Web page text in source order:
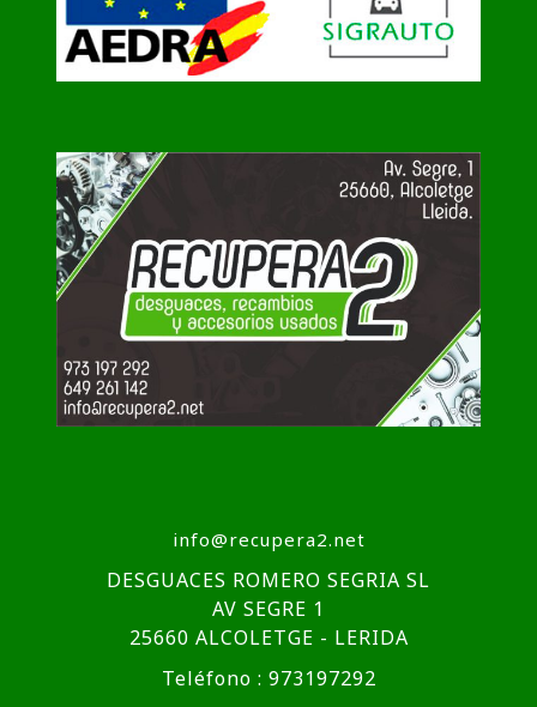
info@recupera2.net
DESGUACES ROMERO SEGRIA SL
AV SEGRE 1
25660 ALCOLETGE - LERIDA
Teléfono : 973197292